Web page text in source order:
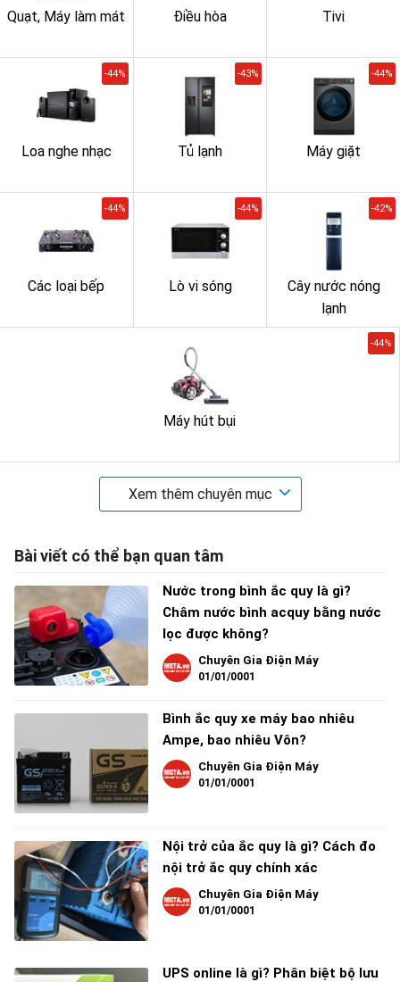
Quạt, Máy làm mát Điều hòa Tivi
Loa nghe nhạc
-44%
Tủ lạnh
-43%
Máy giặt
-44%
Các loại bếp
-44%
Lò vi sóng
-44%
Cây nước nóng
lạnh
-42%
Máy hút bụi
-44%
Xem thêm chuyên mục
Bài viết có thể bạn quan tâm
Nước trong bình ắc quy là gì?
Châm nước bình acquy bằng nước
lọc được không?
Chuyên Gia Điện Máy
01/01/0001
Bình ắc quy xe máy bao nhiêu
Ampe, bao nhiêu Vôn?
Chuyên Gia Điện Máy
01/01/0001
Nội trở của ắc quy là gì? Cách đo
nội trở ắc quy chính xác
Chuyên Gia Điện Máy
01/01/0001
UPS online là gì? Phân biệt bộ lưu